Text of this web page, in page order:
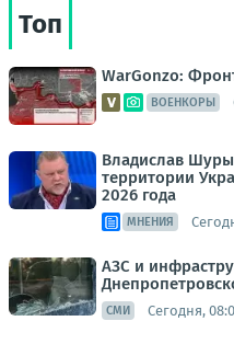
Топ
WarGonzo:
ВОЕНКОРЫ
Владислав
территории
2026 года
МНЕНИЯ
АЗС и
СМИ Сегодня,